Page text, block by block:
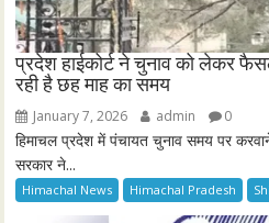
प्रदेश हाईकोर्ट ने चुनाव को लेकर
रही है छह माह का समय
January 7, 2026 admin 0
हिमाचल प्रदेश में पंचायत चुनाव समय पर
सरकार ने...
Himachal News Himachal Pradesh